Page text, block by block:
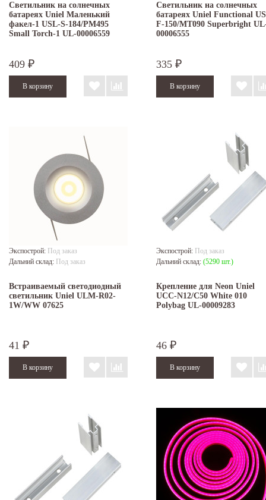
Светильник на солнечных
батареях Uniel Маленький
факел-1 USL-S-184/PM495
Small Torch-1 UL-00006559
409 ₽
Светильник на солнечных
батареях Uniel Functional
F-150/МТ090 Superbright
00006555
335 ₽
Экспострой: Под заказ
Дальний склад: Под заказ
Встраиваемый светодиодный
светильник Uniel ULM-R02-
1W/WW 07625
41 ₽
Экспострой: Под заказ
Дальний склад: (5290 шт.)
Крепление для Neon Uniel
UCC-N12/C50 White 010
Polybag UL-00009283
46 ₽